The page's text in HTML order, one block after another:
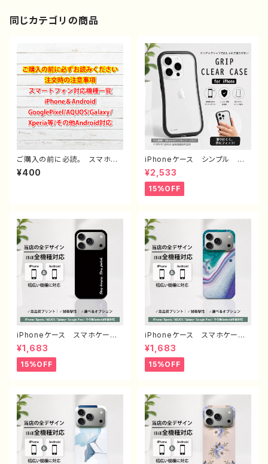
同じカテゴリの商品
ご購入の前に必読。 スマホケ
ース サイズ 一覧 選び方
iPhoneケース Android iP
種対応
¥400
iPhoneケース シンプル お
しゃれ メンズ 大人女子 高
校生 男子 iPhone16/15/1
4/13/12/11 かっこいい おす
すめ 人気 韓国風 ミニマル
ちやすい 滑りにくい 透明ケ
ース ブラックフレーム グッ
ズ グリップ付き 携帯 クリア
ケース タイトル：シンプル グリ
ップケース no signal デザイ
ン960 J1-9
¥2,533
15%OFF
iPhoneケース スマホケー
ス シンプル 安い かっこい
い おしゃれ クール メン
ズ 高校生 男子 個性的
おすすめ 人気 クリエイタ
ia Googlepixel Galaxy
Android アンドロイド ケー
ス ノンブランド オリジナル
デザイン グッズ タイトル：シ
ンプル スマホケース PART193
J1-9
¥1,683
15%OFF
iPhoneケース スマホケー
ス 安い シンプル かっこい
い おしゃれ かわいい クー
ル メンズ レディース エモ
い画像 綺麗 美しい 個性
AQUOS sense 4 5 6 Xp
eria Googlepixel Galaxy
Android アンドロイド ケ
ース ノンブランド オリジナ
ル デザイン グッズ タイト
ル：エモいスマホケース PART3
75-1 J1-9
¥1,683
15%OFF